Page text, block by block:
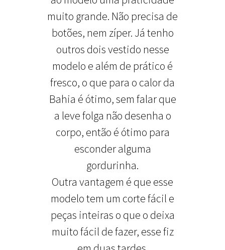
muito grande. Não precisa de
botões, nem zíper. Já tenho
outros dois vestido nesse
modelo e além de prático é
fresco, o que para o calor da
Bahia é ótimo, sem falar que
a leve folga não desenha o
corpo, então é ótimo para
esconder alguma
gordurinha.
Outra vantagem é que esse
modelo tem um corte fácil e
peças inteiras o que o deixa
muito fácil de fazer, esse fiz